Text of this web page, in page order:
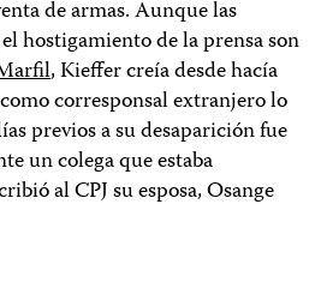
de armas. Aunque las
hostigamiento de la prensa son
, Kieffer creía desde hacía
corresponsal extranjero lo
previos a su desaparición fue
un colega que estaba
al CPJ su esposa, Osange